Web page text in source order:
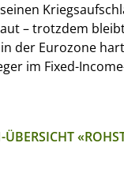
– trotzdem
der Eurozone
im Fixed-